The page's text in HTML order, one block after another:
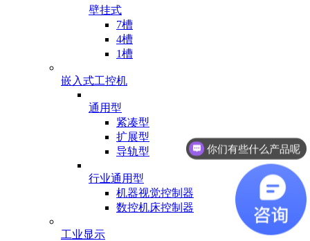
壁挂式
7槽
4槽
1槽
嵌入式工控机
通用型
紧凑型
扩展型
导轨型
行业通用型
机器视觉控制器
数控机床控制器
工业显示
有业务可以对接吗